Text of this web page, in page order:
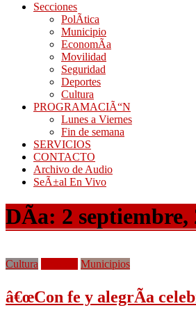
Secciones
PolÃ­tica
Municipio
EconomÃ­a
Movilidad
Seguridad
Deportes
Cultura
PROGRAMACIÃ“N
Lunes a Viernes
Fin de semana
SERVICIOS
CONTACTO
Archivo de Audio
SeÃ±al En Vivo
DÃ­a: 2 septiembre,
Cultura Municipios
â€œCon fe y alegrÃ­a